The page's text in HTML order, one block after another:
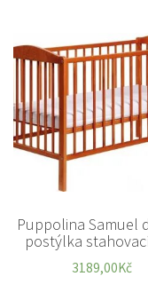
Puppolina Samuel
postýlka
3189,00Kč